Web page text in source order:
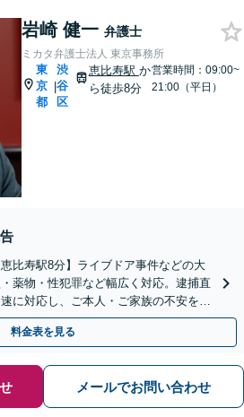
岩崎 健一 弁護士
ミカタ弁護士法人 東京事務所
東
京
都
|
渋
谷
区
恵比寿駅 か
ら徒歩8分
営業時間：09:00~
21:00（平日）
比寿駅8分】ライブドア事件などの大
薬物・性犯罪など幅広く対応。逮捕直
に対応し、ご本人・ご家族の不安を最
能】【WEB面談可能】
料金表を見る
メールでお問い合わせ